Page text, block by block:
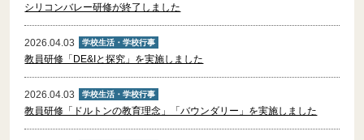
【学校案内】
シリコンバレー研修が終了しました
2026.04.03 学校生活・学校行事
教員研修「DE&Iと探究」を実施しました
2026.04.03 学校生活・学校行事
教員研修「ドルトンの教育理念」「バウンダリー」を実施しました